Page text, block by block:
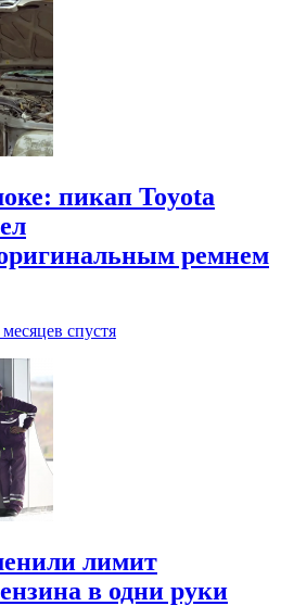
пикап Toyota
ремнем
месяцев спустя
лимит
в одни руки